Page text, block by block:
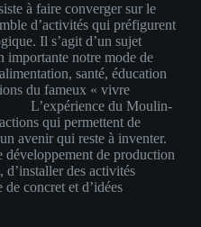
à faire converger sur le
d’activités qui préfigurent
Il s’agit d’un sujet
importante notre mode de
santé, éducation
du fameux « vivre
L’expérience du Moulin-
qui permettent de
avenir qui reste à inventer.
de production
d’installer des activités
concret et d’idées